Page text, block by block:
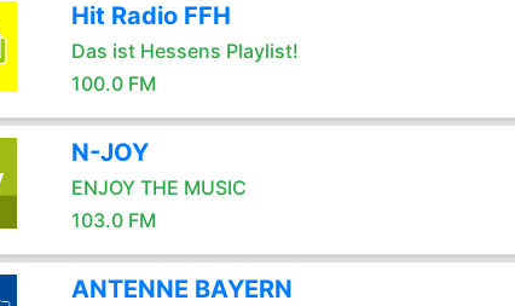
Hit Radio FFH
Das ist Hessens Playlist!
100.0 FM
N-JOY
ENJOY THE MUSIC
103.0 FM
ANTENNE BAYERN